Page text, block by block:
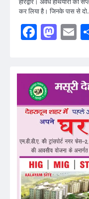
कर लिया है। जिनके पास से